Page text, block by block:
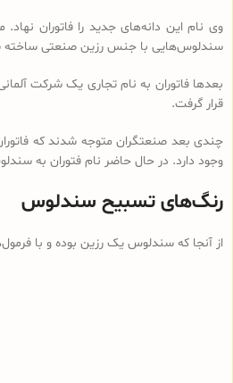
وی نام این دانه‌های جدید را فاتوران
سندلوس‌هایی با جنس رزین صنعتی ساخته
بعدها فاتوران به نام تجاری یک شرکت
قرار گرفت.
چندی بعد صنعتگران متوجه شدند که
وجود دارد. در حال حاضر نام فتوران به
رنگ‌های تسبیح سندلوس
از آنجا که سندلوس یک رزین بوده و با